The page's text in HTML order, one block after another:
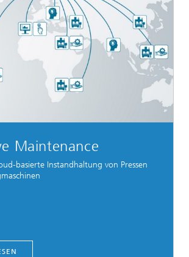
Maintenance
basierte Instandhaltung von Pressen